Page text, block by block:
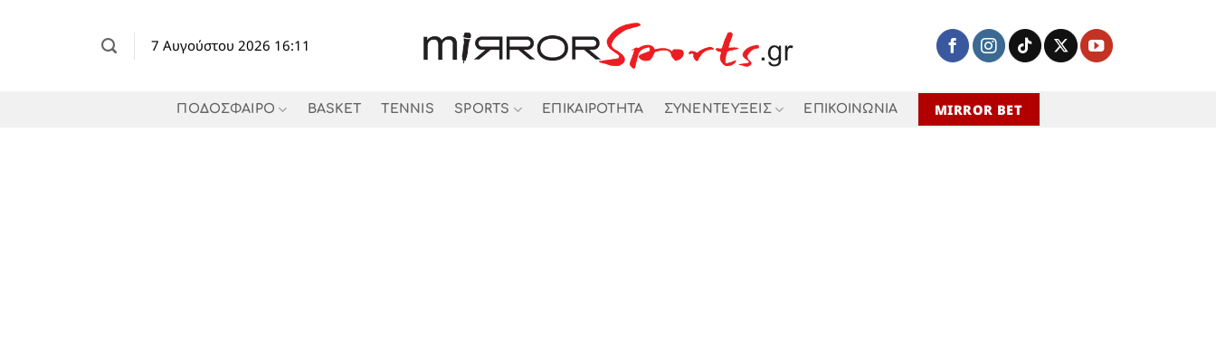
7 Αυγούστου 2026 16:11
ΠΟΔΟΣΦΑΙΡΟ BASKET TENNIS SPORTS ΕΠΙΚΑΙΡΟΤΗΤΑ ΣΥΝΕΝΤΕΥΞΕΙΣ ΕΠΙΚΟΙΝΩΝΙΑ MIRROR BET